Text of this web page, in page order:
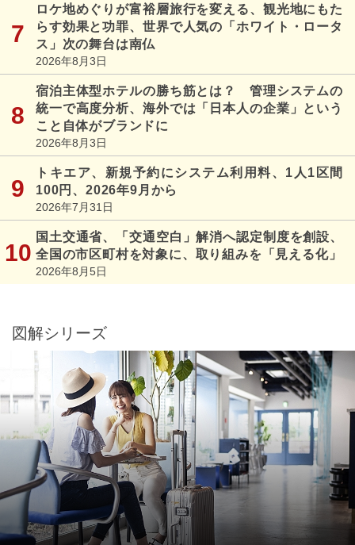
ロケ地めぐりが富裕層旅行を変える、観光地にもた
らす効果と功罪、世界で人気の「ホワイト・ロータ
ス」次の舞台は南仏
2026年8月3日
宿泊主体型ホテルの勝ち筋とは？ 管理システムの
統一で高度分析、海外では「日本人の企業」という
こと自体がブランドに
2026年8月3日
トキエア、新規予約にシステム利用料、1人1区間
100円、2026年9月から
2026年7月31日
国土交通省、「交通空白」解消へ認定制度を創設、
全国の市区町村を対象に、取り組みを「見える化」
2026年8月5日
図解シリーズ